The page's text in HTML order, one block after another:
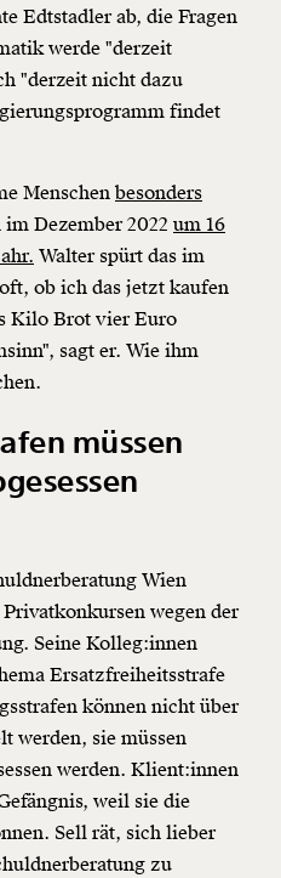
Edtstadler ab, die Fragen
werde "derzeit
"derzeit nicht dazu
findet
Menschen besonders
Dezember 2022 um 16
Walter spürt das im
ob ich das jetzt kaufen
Kilo Brot vier Euro
sagt er. Wie ihm
müssen
Wien
wegen der
Seine Kolleg:innen
Ersatzfreiheitsstrafe
können nicht über
werden, sie müssen
werden. Klient:innen
weil sie die
Sell rät, sich lieber
zu